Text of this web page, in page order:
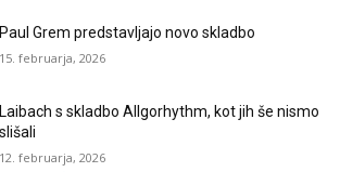
Paul Grem predstavljajo novo skladbo
15. februarja, 2026
Laibach s skladbo Allgorhythm, kot jih še nismo
slišali
12. februarja, 2026